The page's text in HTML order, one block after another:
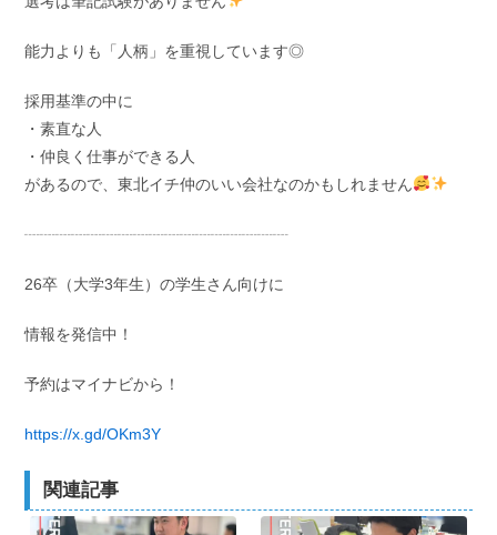
能力よりも「人柄」を重視しています◎
採用基準の中に
・素直な人
・仲良く仕事ができる人
があるので、東北イチ仲のいい会社なのかもしれません
┈┈┈┈┈┈┈┈┈┈┈┈┈┈┈┈┈
26卒（大学3年生）の学生さん向けに
情報を発信中！
予約はマイナビから！
https://x.gd/OKm3Y
関連記事